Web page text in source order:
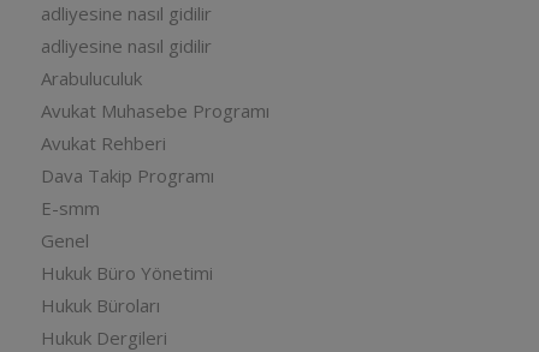
adliyesine nasıl gidilir
adliyesine nasıl gidilir
Arabuluculuk
Avukat Muhasebe Programı
Avukat Rehberi
Dava Takip Programı
E-smm
Genel
Hukuk Büro Yönetimi
Hukuk Büroları
Hukuk Dergileri